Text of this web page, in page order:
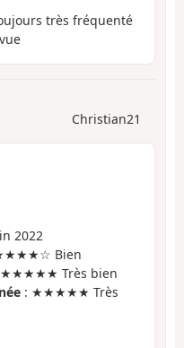
très fréquenté
Christian21
2022
Bien
Très bien
: ★★★★★ Très